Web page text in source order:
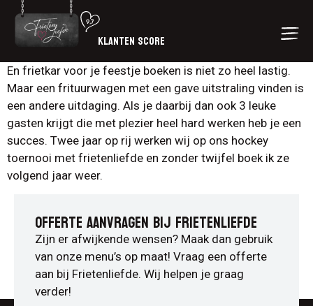
KLANTEN SCORE
En frietkar voor je feestje boeken is niet zo heel lastig.
Maar een frituurwagen met een gave uitstraling vinden is
een andere uitdaging. Als je daarbij dan ook 3 leuke
gasten krijgt die met plezier heel hard werken heb je een
succes. Twee jaar op rij werken wij op ons hockey
toernooi met frietenliefde en zonder twijfel boek ik ze
volgend jaar weer.
OFFERTE AANVRAGEN BIJ FRIETENLIEFDE
Zijn er afwijkende wensen? Maak dan gebruik
van onze menu’s op maat! Vraag een offerte
aan bij Frietenliefde. Wij helpen je graag
verder!